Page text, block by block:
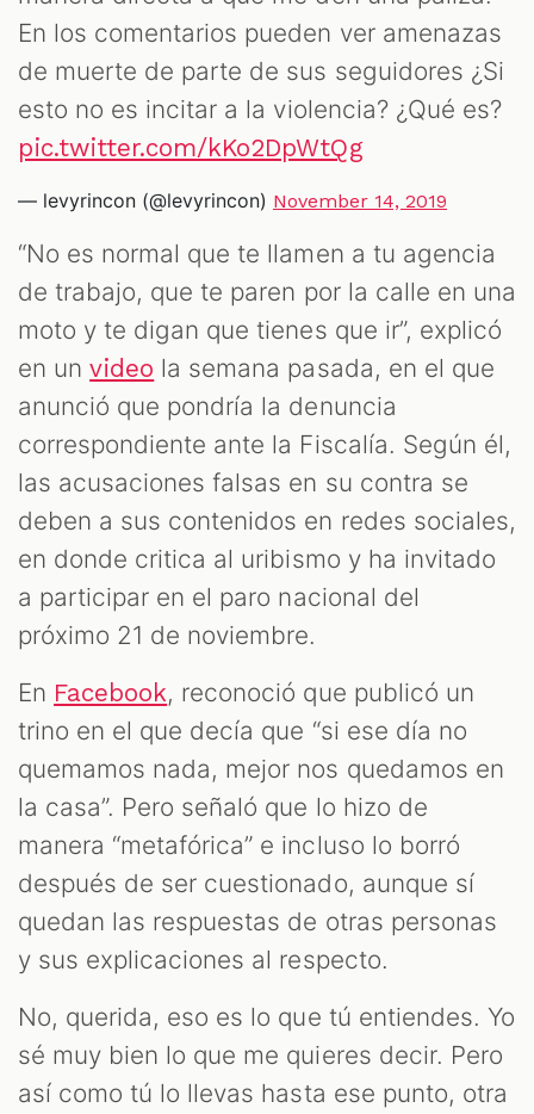
En los comentarios pueden ver amenazas
de muerte de parte de sus seguidores ¿Si
esto no es incitar a la violencia? ¿Qué es?
pic.twitter.com/kKo2DpWtQg
— levyrincon (@levyrincon) November 14, 2019
“No es normal que te llamen a tu agencia
de trabajo, que te paren por la calle en una
moto y te digan que tienes que ir”, explicó
en unvideo la semana pasada, en el que
anunció que pondría la denuncia
correspondiente ante la Fiscalía. Según él,
las acusaciones falsas en su contra se
deben a sus contenidos en redes sociales,
en donde critica al uribismo y ha invitado
a participar en el paro nacional del
próximo 21 de noviembre.
En Facebook, reconoció que publicó un
trino en el que decía que “si ese día no
quemamos nada, mejor nos quedamos en
la casa”. Pero señaló que lo hizo de
manera “metafórica” e incluso lo borró
después de ser cuestionado, aunque sí
quedan las respuestas de otras personas
y sus explicaciones al respecto.
No, querida, eso es lo que tú entiendes. Yo
sé muy bien lo que me quieres decir. Pero
así como tú lo llevas hasta ese punto, otra